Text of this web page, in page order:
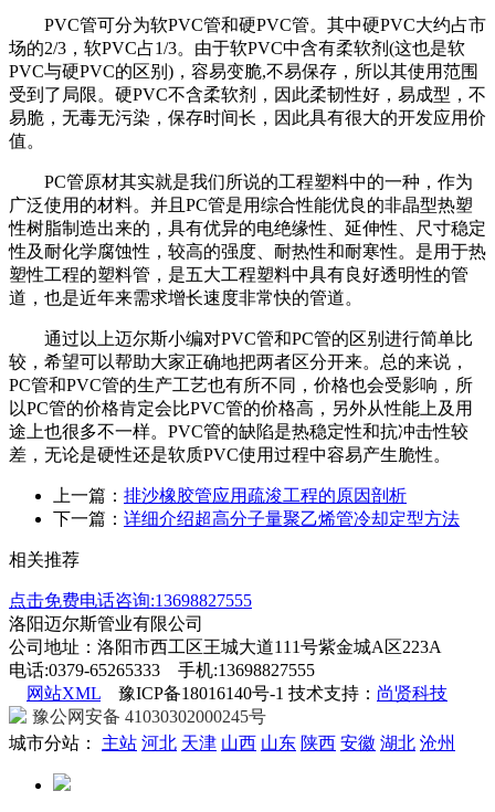
PVC管可分为软PVC管和硬PVC管。其中硬PVC大约占市
场的2/3 ，软PVC占1/3。由于软PVC中含有柔软剂 (这也是软
PVC与硬PVC的区别 ) ，容易变脆,不易保存，所以其使用范围
受到了局限。硬PVC不含柔软剂，因此柔韧性好，易成型，不
易脆，无毒无污染，保存时间长，因此具有很大的开发应用价
值。
PC管原材其实就是我们所说的工程塑料中的一种，作为
广泛使用的材料。并且 PC管是用综合性能优良的非晶型热塑
性树脂制造出来的，具有优异的电绝缘性、延伸性、尺寸稳定
性及耐化学腐蚀性，较高的强度、耐热性和耐寒性。是用于热
塑性工程的塑料管，是五大工程塑料中具有良好透明性的管
道，也是近年来需求增长速度非常快的管道。
通过以上迈尔斯小编对PVC管和PC管的区别进行简单比
较，希望可以帮助大家正确地把两者区分开来。总的来说，
PC管和PVC管的生产工艺也有所不同，价格也会受影响，所
以PC管的价格肯定会比PVC管的价格高，另外从性能上及用
途上也很多不一样。 PVC管的缺陷是热稳定性和抗冲击性较
差，无论是硬性还是软质PVC使用过程中容易产生脆性。
上一篇： 排沙橡胶管应用疏浚工程的原因剖析
下一篇： 详细介绍超高分子量聚乙烯管冷却定型方法
相关推荐
点击免费电话咨询:13698827555
洛阳迈尔斯管业有限公司
公司地址：洛阳市西工区王城大道111号紫金城A区223A
电话:0379-65265333 手机:13698827555
网站XML 豫ICP备18016140号-1 技术支持： 尚贤科技
豫公网安备 41030302000245号
城市分站：
主站 河北 天津 山西 山东 陕西 安徽 湖北 沧州